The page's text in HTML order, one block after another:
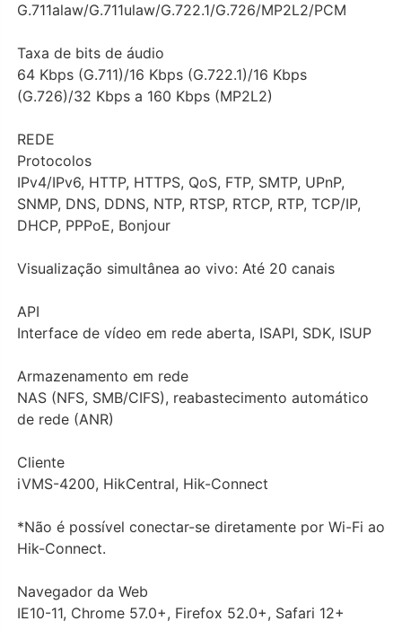
G.711alaw/G.711ulaw/G.722.1/G.726/MP2L2/PCM
Taxa de bits de áudio
64 Kbps (G.711)/16 Kbps (G.722.1)/16 Kbps
(G.726)/32 Kbps a 160 Kbps (MP2L2)
REDE
Protocolos
IPv4/IPv6, HTTP, HTTPS, QoS, FTP, SMTP, UPnP,
SNMP, DNS, DDNS, NTP, RTSP, RTCP, RTP, TCP/IP,
DHCP, PPPoE, Bonjour
Visualização simultânea ao vivo: Até 20 canais
API
Interface de vídeo em rede aberta, ISAPI, SDK, ISUP
Armazenamento em rede
NAS (NFS, SMB/CIFS), reabastecimento automático
de rede (ANR)
Cliente
iVMS-4200, HikCentral, Hik-Connect
*Não é possível conectar-se diretamente por Wi-Fi ao
Hik-Connect.
Navegador da Web
IE10-11, Chrome 57.0+, Firefox 52.0+, Safari 12+